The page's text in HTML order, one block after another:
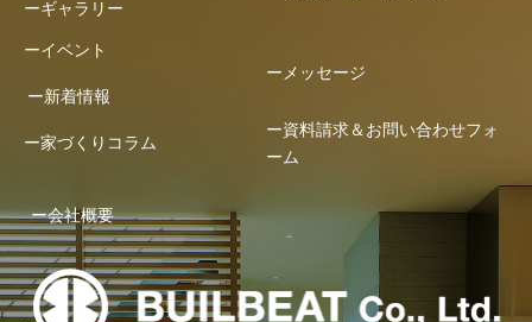
ーギャラリー
ーイベント
ー新着情報
ー家づくりコラム
ーメッセージ
ー資料請求＆お問い合わせフォ
ーム
ー会社概要